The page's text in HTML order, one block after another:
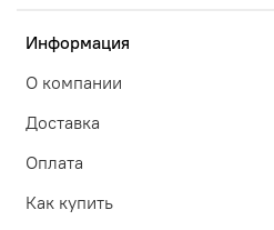
Информация
О компании
Доставка
Оплата
Как купить